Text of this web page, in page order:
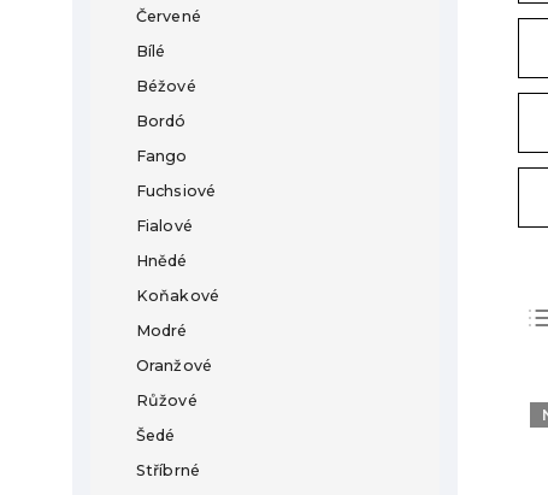
Červené
Bílé
Béžové
Bordó
Fango
Fuchsiové
Fialové
Hnědé
Koňakové
Modré
Oranžové
Růžové
Šedé
Stříbrné